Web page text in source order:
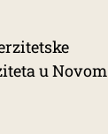
u Novom